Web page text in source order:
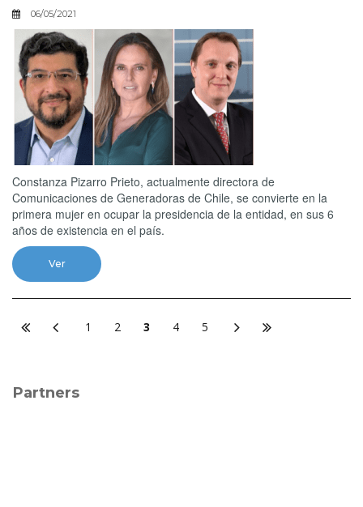
06/05/2021
Constanza Pizarro Prieto, actualmente directora de
Comunicaciones de Generadoras de Chile, se convierte en la
primera mujer en ocupar la presidencia de la entidad, en sus 6
años de existencia en el país.
Ver
1 2 3 4 5
Partners